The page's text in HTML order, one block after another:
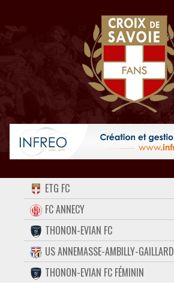
ACCUEIL
FORUM
CONTACT
FACEBOOK
TWITTER
ETG FC
FC ANNECY
THONON-EVIAN FC
US ANNEMASSE-AMBILLY-GAILLARD
THONON-EVIAN FC FÉMININ